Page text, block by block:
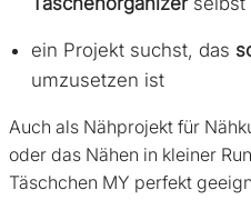
ein Projekt suchst, das
umzusetzen ist
Auch als Nähprojekt für
oder das Nähen in kleiner
Täschchen MY perfekt